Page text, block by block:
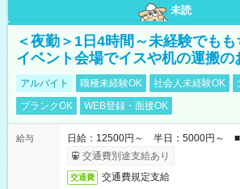
未読
＜夜勤＞1日4時間～未経験でもも
イベント会場でイスや机の運搬の
アルバイト 職種未経験OK 社会人未経験OK
ブランクOK
WEB登録・面接OK
給与
日給：12500円～ 半日：5000円～ ■
交通費別途支給あり
交通費 交通費規定支給